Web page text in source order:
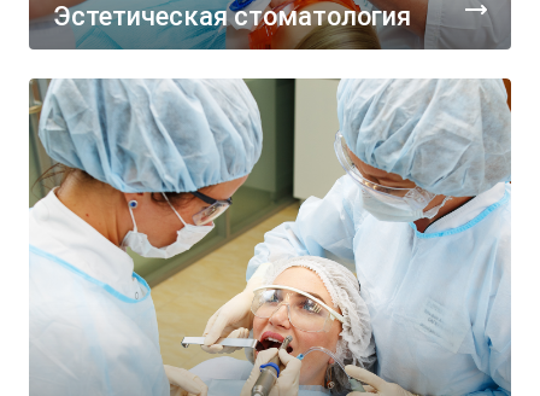
Эстетическая стоматология